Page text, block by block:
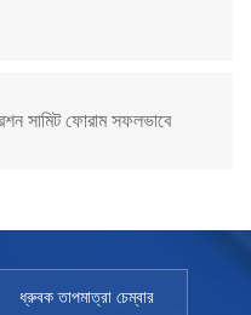
সামিট ফোরাম সফলভাবে
ধ্রুবক তাপমাত্রা চেম্বার